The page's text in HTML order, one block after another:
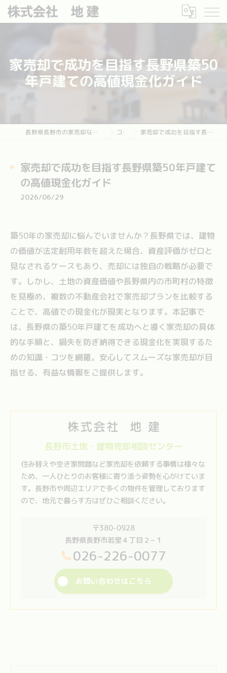
家売却で成功を目指す長野県築50
年戸建ての高値現金化ガイド
長野県長野市の家売却なら長野市土地・建物売却相談センター コラム 家売却で成功を目指す長野県築50年戸建ての高値現金化ガイド
家売却で成功を目指す長野県築50年戸建て
の高値現金化ガイド
2026/06/29
築50年の家売却に悩んでいませんか？長野県では、建物
の価値が法定耐用年数を超えた場合、資産評価がゼロと
見なされるケースもあり、売却には独自の戦略が必要で
す。しかし、土地の資産価値や長野県内の市町村の特徴
を見極め、複数の不動産会社で家売却プランを比較する
ことで、高値での現金化が現実となります。本記事で
は、長野県の築50年戸建てを成功へと導く家売却の具体
的な手順と、損失を防ぎ納得できる現金化を実現するた
めの知識・コツを網羅。安心してスムーズな家売却が目
指せる、有益な情報をご提供します。
長野市土地・建物売却相談センター
住み替えや空き家問題など家売却を依頼する事情は様々な
ため、一人ひとりのお客様に寄り添う姿勢を心がけていま
す。長野市や周辺エリアで多くの物件を管理しております
ので、地元で暮らす方はぜひご相談ください。
〒380-0928
長野県長野市若里４丁目２−１
026-226-0077
お問い合わせはこちら